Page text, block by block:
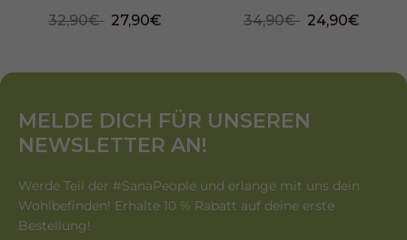
32,90€ 27,90€ 34,90€ 24,90€
MELDE DICH FÜR UNSEREN
NEWSLETTER AN!
Werde Teil der #SanaPeople und erlange mit uns dein
Wohlbefinden! Erhalte 10 % Rabatt auf deine erste
Bestellung!